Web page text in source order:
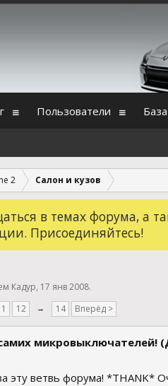
Megane 2 Салон и кузов
в темах форума, а
Присоединяйтесь!
Кадур, 17 янв 2008.
12 → 14 Вперёд >
микровыключателей!
эту ветвь форума! *THANK*
Пользователи